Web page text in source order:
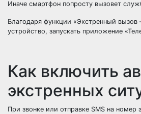
Иначе смартфон попросту вызовет
Благодаря функции «Экстренный
устройство, запускать приложение
Как включить
экстренных
При звонке или отправке SMS на